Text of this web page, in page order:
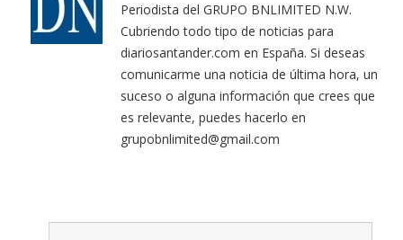
Periodista del GRUPO BNLIMITED N.W.
Cubriendo todo tipo de noticias para
diariosantander.com en España. Si deseas
comunicarme una noticia de última hora, un
suceso o alguna información que crees que
es relevante, puedes hacerlo en
grupobnlimited@gmail.com